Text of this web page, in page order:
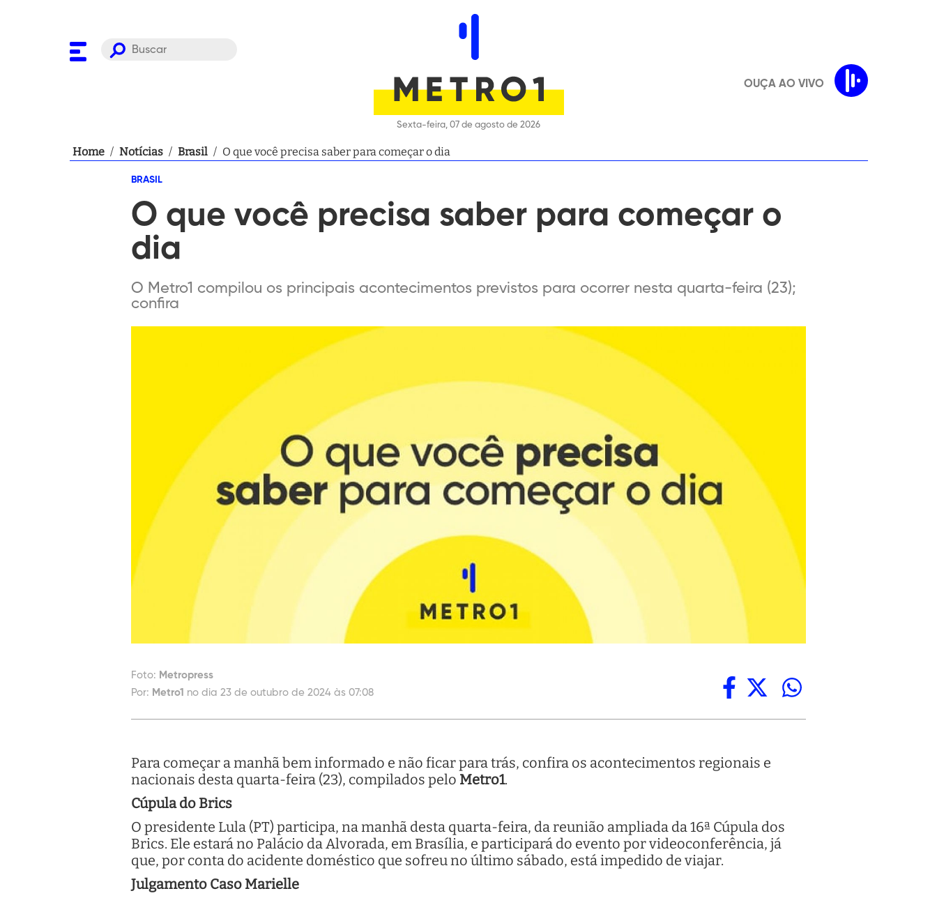
Sexta-feira, 07 de agosto de 2026
OUÇA AO VIVO
Home / Notícias / Brasil / O que você precisa saber para começar o dia
BRASIL
O que você precisa saber para começar o
dia
O Metro1 compilou os principais acontecimentos previstos para ocorrer nesta quarta-feira (23);
confira
Foto: Metropress
Por: Metro1 no dia 23 de outubro de 2024 às 07:08
Para começar a manhã bem informado e não ficar para trás, confira os acontecimentos regionais e
nacionais desta quarta-feira (23), compilados pelo Metro1.
Cúpula do Brics
O presidente Lula (PT) participa, na manhã desta quarta-feira, da reunião ampliada da 16ª Cúpula dos
Brics. Ele estará no Palácio da Alvorada, em Brasília, e participará do evento por videoconferência, já
que, por conta do acidente doméstico que sofreu no último sábado, está impedido de viajar.
Julgamento Caso Marielle